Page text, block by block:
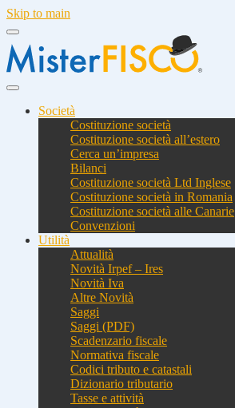
Skip to main
Società
Costituzione società
Costituzione società all’estero
Cerca un’impresa
Bilanci
Costituzione società Ltd Inglese
Costituzione società in Romania
Costituzione società alle Canarie
Convenzioni
Utilità
Attualità
Novità Irpef – Ires
Novità Iva
Altre Novità
Saggi
Saggi (PDF)
Scadenzario fiscale
Normativa fiscale
Codici tributo e catastali
Dizionario tributario
Tasse e attività